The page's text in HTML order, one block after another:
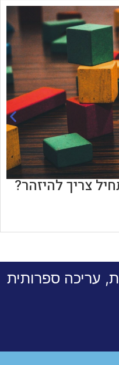
צריך להיזהר?
עריכה ספרותית